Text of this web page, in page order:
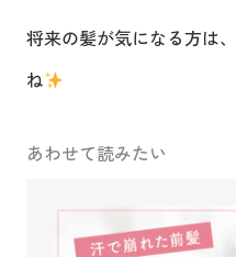
将来の髪が気になる方は
ね
あわせて読みたい